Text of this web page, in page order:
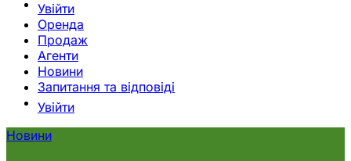
Увійти
Оренда
Продаж
Агенти
Новини
Запитання та відповіді
Увійти
Новини